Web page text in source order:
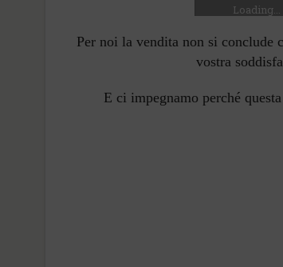
Loading...
Per noi la vendita non si conclude
vostra
E ci impegnamo perché